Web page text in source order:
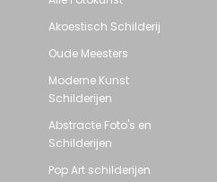
Akoestisch Schilderij
Oude Meesters
Moderne Kunst
Schilderijen
Abstracte Foto's en
Schilderijen
Pop Art schilderijen